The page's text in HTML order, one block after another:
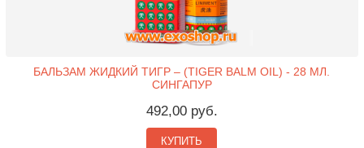
БАЛЬЗАМ ЖИДКИЙ ТИГР – (TIGER BALM OIL) - 28 МЛ.
СИНГАПУР
492,00 руб.
КУПИТЬ